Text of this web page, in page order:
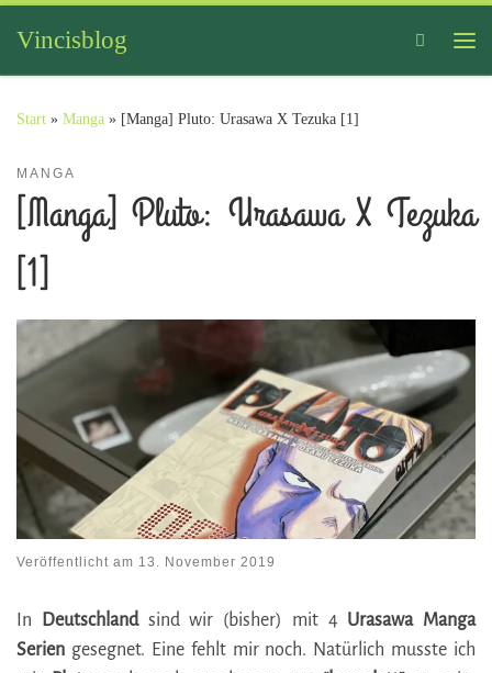
Zum Inhalt springen
Vincisblog
Search
Start » Manga » [Manga] Pluto: Urasawa X Tezuka [1]
MANGA
[Manga] Pluto: Urasawa X Tezuka
[1]
Veröffentlicht am 13. November 2019
In Deutschlandsind wir (bisher) mit 4 Urasawa Manga
Serien gesegnet. Eine fehlt mir noch. Natürlich musste ich